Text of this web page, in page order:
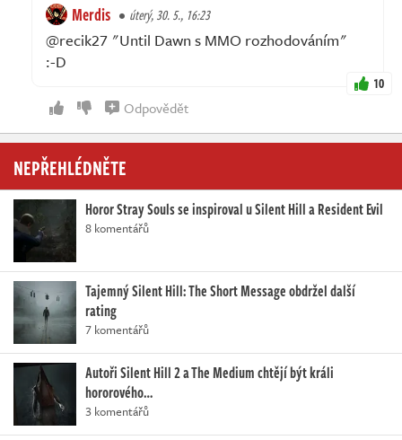
Merdis úterý, 30. 5., 16:23
@recik27 "Until Dawn s MMO rozhodováním"
:⁠-⁠D
10
Odpovědět
NEPŘEHLÉDNĚTE
Horor Stray Souls se inspiroval u Silent Hill a Resident Evil
8 komentářů
Tajemný Silent Hill: The Short Message obdržel další
rating
7 komentářů
Autoři Silent Hill 2 a The Medium chtějí být králi
hororového…
3 komentářů